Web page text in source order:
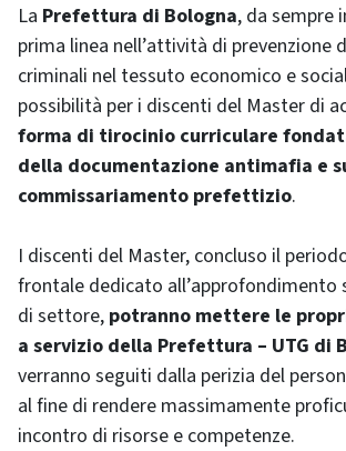
La Prefettura di Bologna, da sempre
prima linea nell’attività di prevenzione
criminali nel tessuto economico e
possibilità per i discenti del Master di
forma di tirocinio curriculare
della documentazione antimafia e
commissariamento prefettizio.
I discenti del Master, concluso il
frontale dedicato all’approfondimento
di settore, potranno mettere le
a servizio della Prefettura – UTG di
verranno seguiti dalla perizia del
al fine di rendere massimamente
incontro di risorse e competenze.